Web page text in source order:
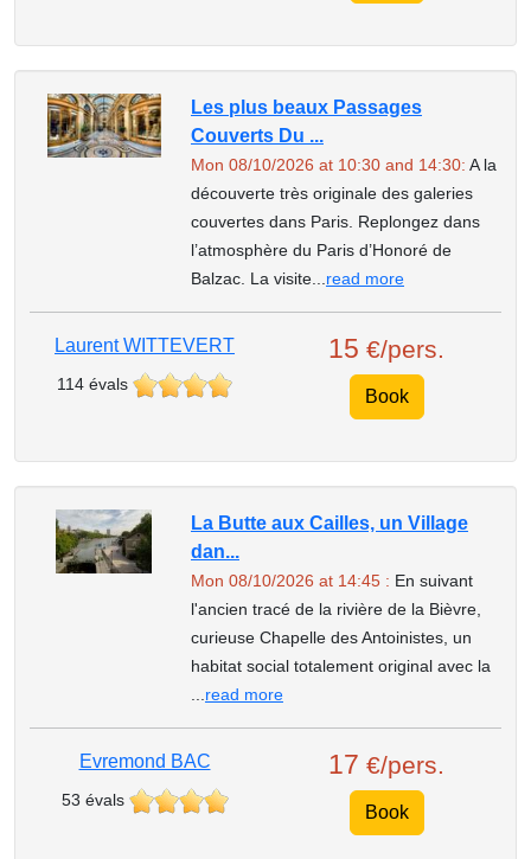
Les plus beaux Passages
Couverts Du ...
Mon 08/10/2026 at 10:30 and 14:30: A la
découverte très originale des galeries
couvertes dans Paris. Replongez dans
l’atmosphère du Paris d’Honoré de
Balzac. La visite... read more
Laurent WITTEVERT
114 évals
15 €/pers.
Book
La Butte aux Cailles, un Village
dan...
Mon 08/10/2026 at 14:45 : En suivant
l'ancien tracé de la rivière de la Bièvre,
curieuse Chapelle des Antoinistes, un
habitat social totalement original avec la
read more
Evremond BAC
53 évals
17 €/pers.
Book